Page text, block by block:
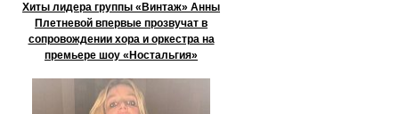
Хиты лидера группы «Винтаж» Анны
Плетневой впервые прозвучат в
сопровождении хора и оркестра на
премьере шоу «Ностальгия»